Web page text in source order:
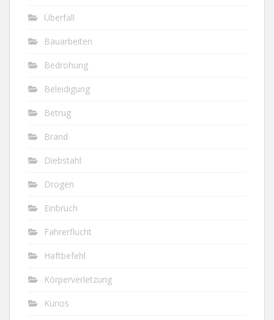
Überfall
Bauarbeiten
Bedrohung
Beleidigung
Betrug
Brand
Diebstahl
Drogen
Einbruch
Fahrerflucht
Haftbefehl
Körperverletzung
Kurios